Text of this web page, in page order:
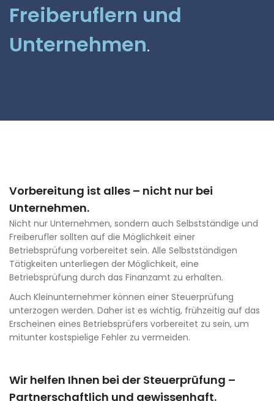
Freiberuflern und
Unternehmen.
Vorbereitung ist alles – nicht nur bei
Unternehmen.
Nicht nur Unternehmen, sondern auch Selbstständige und
Freiberufler sollten auf die Möglichkeit einer
Betriebsprüfung vorbereitet sein. Alle Selbstständigen
Tätigkeiten unterliegen der Möglichkeit, eine
Betriebsprüfung durch das Finanzamt zu erhalten.
Auch Kleinunternehmer können einer Steuerprüfung
unterzogen werden. Daher ist es wichtig, frühzeitig auf das
Erscheinen eines Betriebsprüfers vorbereitet zu sein, um
mitunter kostspielige Fehler zu vermeiden.
Wir helfen Ihnen bei der Steuerprüfung –
Partnerschaftlich und gewissenhaft.